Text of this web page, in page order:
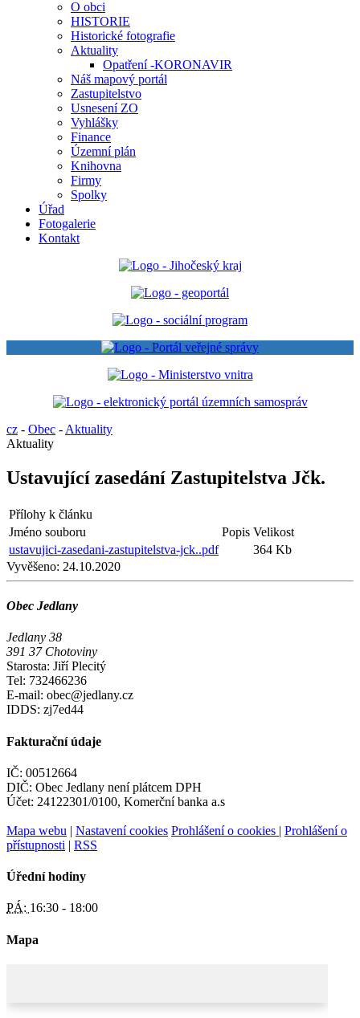
O obci
HISTORIE
Historické fotografie
Aktuality
Opatření -KORONAVIR
Náš mapový portál
Zastupitelstvo
Usnesení ZO
Vyhlášky
Finance
Územní plán
Knihovna
Firmy
Spolky
Úřad
Fotogalerie
Kontakt
cz - Obec - Aktuality
Aktuality
Ustavující zasedání Zastupitelstva Jčk.
Přílohy k článku
Jméno souboru
Popis Velikost
ustavujici-zasedani-zastupitelstva-jck..pdf
364 Kb
Vyvěšeno: 24.10.2020
Obec Jedlany
Jedlany 38
391 37 Chotoviny
Starosta: Jiří Plecitý
Tel: 732466236
E-mail: obec@jedlany.cz
IDDS: zj7ed44
Fakturační údaje
IČ: 00512664
DIČ: Obec Jedlany není plátcem DPH
Účet: 24122301/0100, Komerční banka a.s
Mapa webu | Nastavení cookies Prohlášení o cookies | Prohlášení o
přístupnosti | RSS
Úřední hodiny
PÁ: 16:30 - 18:00
Mapa